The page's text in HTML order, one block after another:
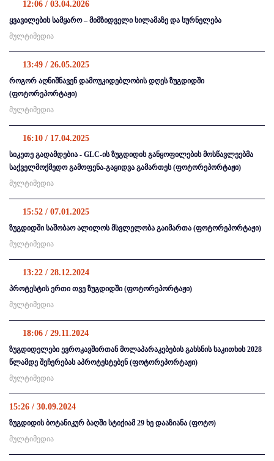
12:06 / 03.04.2026
ყვავილების სამყარო – მიმზიდველი სილამაზე და სურნელება
მულტიმედია
13:49 / 26.05.2025
როგორ აღნიშნავენ დამოუკიდებლობის დღეს ზუგდიდში
(ფოტორეპორტაჟი)
მულტიმედია
16:10 / 17.04.2025
სიკეთე გადამდებია - GLC-ის ზუგდიდის განყოფილების მოსწავლეებმა
საქველმოქმედო გამოფენა-გაყიდვა გამართეს (ფოტორეპორტაჟი)
მულტიმედია
15:52 / 07.01.2025
ზუგდიდში საშობაო ალილოს მსვლელობა გაიმართა (ფოტორეპორტაჟი)
მულტიმედია
13:22 / 28.12.2024
პროტესტის ერთი თვე ზუგდიდში (ფოტორეპორტაჟი)
მულტიმედია
18:06 / 29.11.2024
ზუგდიდელები ევროკავშირთან მოლაპარაკებების გახსნის საკითხის 2028
წლამდე შეჩერებას აპროტესტებენ (ფოტორეპორტაჟი)
მულტიმედია
15:26 / 30.09.2024
ზუგდიდის ბოტანიკურ ბაღში სტიქიამ 29 ხე დააზიანა (ფოტო)
მულტიმედია